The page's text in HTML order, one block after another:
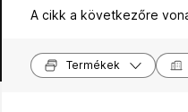
A cikk a következőre
Termékek